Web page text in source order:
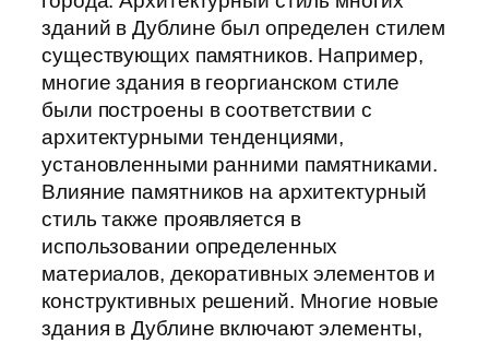
зданий в Дублине был определен стилем
существующих памятников. Например,
многие здания в георгианском стиле
были построены в соответствии с
архитектурными тенденциями,
установленными ранними памятниками.
Влияние памятников на архитектурный
стиль также проявляется в
использовании определенных
материалов, декоративных элементов и
конструктивных решений. Многие новые
здания в Дублине включают элементы,